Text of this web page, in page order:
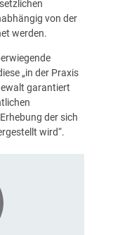
von der
werden.
„in der Praxis
garantiert
der sich
wird“.